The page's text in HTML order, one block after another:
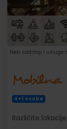
Neki sadržaji i usluge
4+1 osobe
Različite